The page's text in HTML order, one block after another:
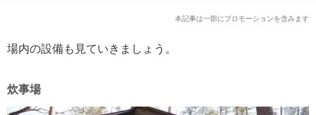
本記事は一部にプロモーションを含みます
場内の設備も見ていきましょう。
炊事場